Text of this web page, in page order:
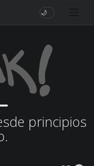
🌙
principios